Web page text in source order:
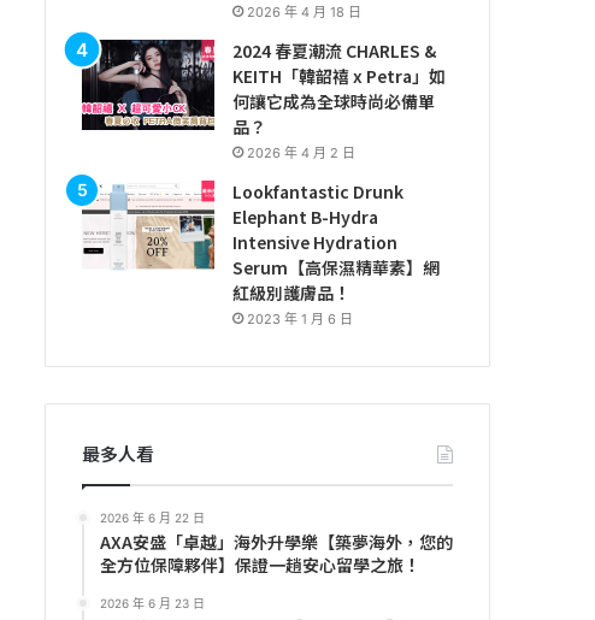
2026 年 4 月 18 日
2024 春夏潮流 CHARLES &
KEITH「韓韶禧 x Petra」如
何讓它成為全球時尚必備單
品？
2026 年 4 月 2 日
Lookfantastic Drunk
Elephant B-Hydra
Intensive Hydration
Serum【高保濕精華素】網
紅級別護膚品！
2023 年 1 月 6 日
最多人看
2026 年 6 月 22 日
AXA安盛「卓越」海外升學樂【築夢海外，您的
全方位保障夥伴】保證一趟安心留學之旅！
2026 年 6 月 23 日